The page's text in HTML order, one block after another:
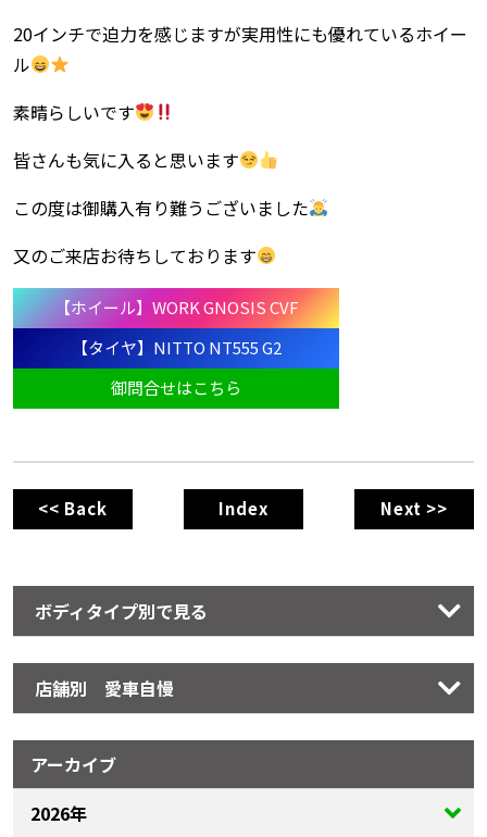
20インチで迫力を感じますが実用性にも優れているホイー
ル
素晴らしいです
皆さんも気に入ると思います
この度は御購入有り難うございました
又のご来店お待ちしております
【ホイール】WORK GNOSIS CVF
【タイヤ】NITTO NT555 G2
御問合せはこちら
<< Back Index Next >>
ボディタイプ別で見る
店舗別 愛車自慢
アーカイブ
2026年